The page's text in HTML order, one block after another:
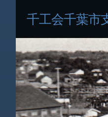
千工会千葉市